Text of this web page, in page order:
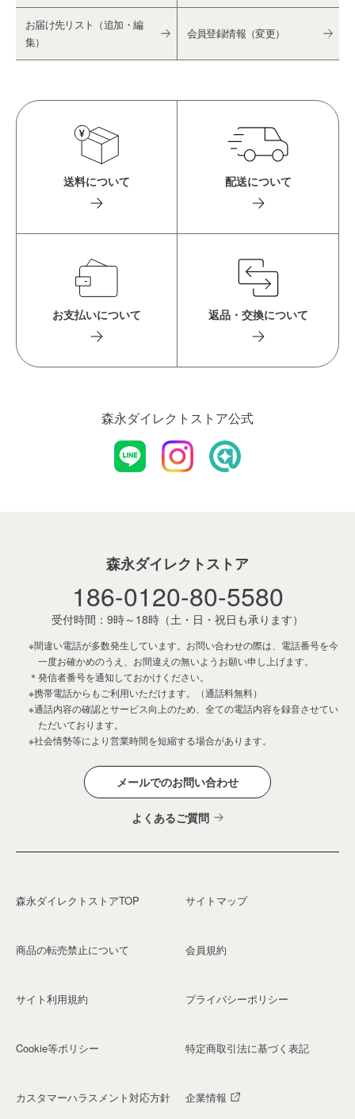
お届け先リスト（追加・編
集）
会員登録情報（変更）
送料について 配送について
お支払いについて 返品・交換について
森永ダイレクトストア公式
森永ダイレクトストア
186-0120-80-5580
受付時間：9時～18時 （土・日・祝日も承ります）
※間違い電話が多数発生しています。お問い合わせの際は、電話番号を今
一度お確かめのうえ、お間違えの無いようお願い申し上げます。
＊発信者番号を通知しておかけください。
※携帯電話からもご利用いただけます。（通話料無料）
※通話内容の確認とサービス向上のため、全ての電話内容を録音させてい
ただいております。
※社会情勢等により営業時間を短縮する場合があります。
メールでのお問い合わせ
よくあるご質問
森永ダイレクトストアTOP サイトマップ
商品の転売禁止について 会員規約
サイト利用規約 プライバシーポリシー
Cookie等ポリシー 特定商取引法に基づく表記
カスタマーハラスメント対応方針 企業情報